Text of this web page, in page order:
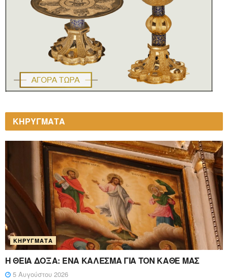
ΚΗΡΥΓΜΑΤΑ
ΚΗΡΎΓΜΑΤΑ
Η ΘΕΙΑ ΔΟΞΑ: ΈΝΑ ΚΑΛΕΣΜΑ ΓΙΑ ΤΟΝ ΚΑΘΕ ΜΑΣ
5 Αυγούστου 2026